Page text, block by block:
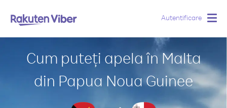
Autentificare
Cum puteți apela în Malta
din Papua Noua Guinee